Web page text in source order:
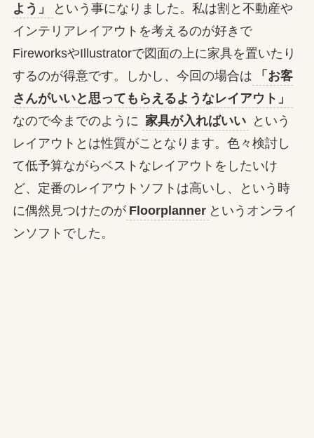
よう」
という事になりました。私は割と不動産や
インテリアレイアウトを考えるのが好きで
FireworksやIllustratorで図面の上に家具を置いたり
するのが得意です。しかし、今回の場合は
「お客
さんがいいと思ってもらえるようなレイアウト」
なので今までのように 家具が入ればいい
という
レイアウトとは性質がことなります。色々検討し
て低予算ながらベストなレイアウトをしたいけ
ど、定番のレイアウトソフトは高いし、という時
に偶然見つけたのが Floorplanner というオンライ
ンソフトでした。